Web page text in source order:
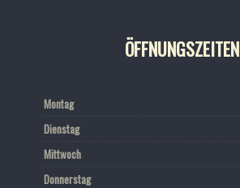
ÖFFNUNGSZEITEN
Montag
Dienstag
Mittwoch
Donnerstag